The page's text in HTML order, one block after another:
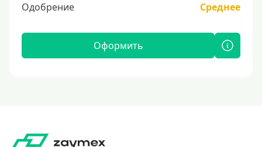
Одобрение
Среднее
Оформить